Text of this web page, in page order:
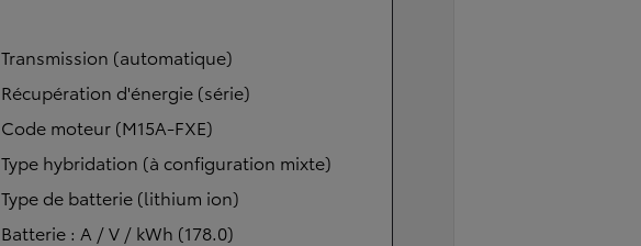
Transmission (automatique)
Récupération d'énergie (série)
Code moteur (M15A-FXE)
Type hybridation (à configuration mixte)
Type de batterie (lithium ion)
Batterie : A / V / kWh (178.0)